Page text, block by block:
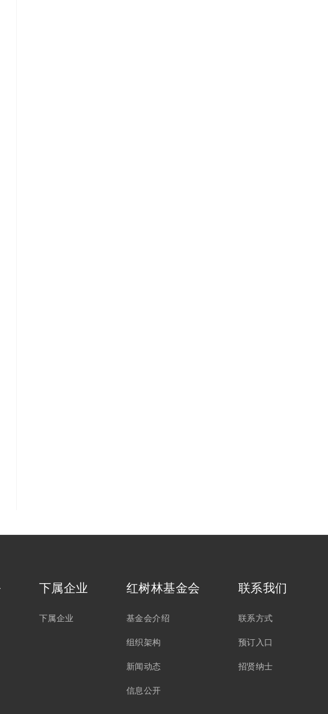
下属企业
下属企业
红树林基金会
基金会介绍
组织架构
新闻动态
信息公开
联系我们
联系方式
预订入口
招贤纳士